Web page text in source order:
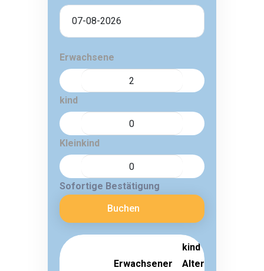
Erwachsene
kind
Kleinkind
Sofortige Bestätigung
Buchen
Erwachsener
kind
Alter